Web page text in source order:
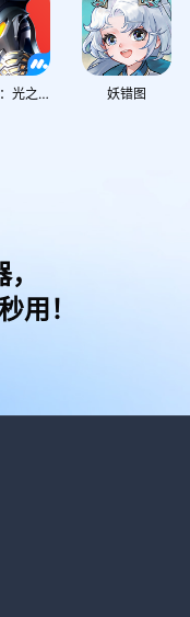
奥特曼：光之战士 妖错图
用！